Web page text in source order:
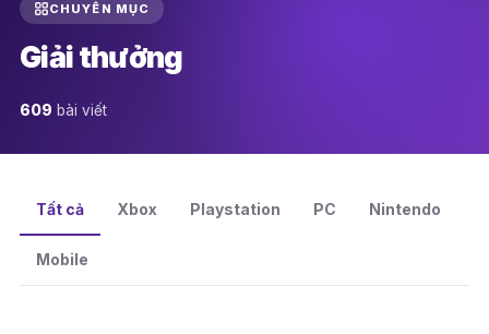
CHUYÊN MỤC
Giải thưởng
609 bài viết
Tất cả Xbox Playstation PC Nintendo
Mobile